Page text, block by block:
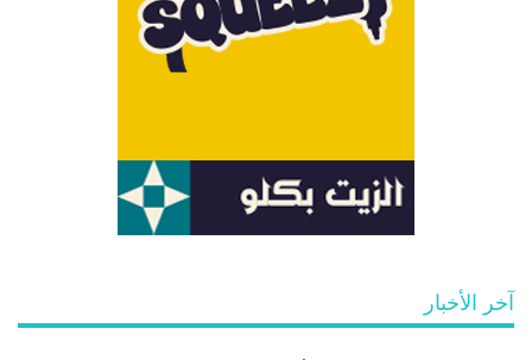
آخر الأخبار